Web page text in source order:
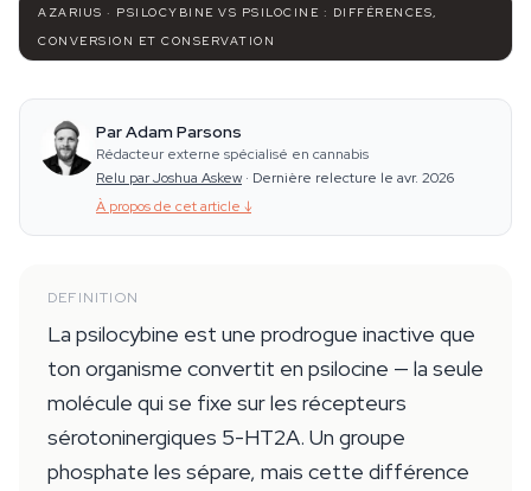
AZARIUS · PSILOCYBINE VS PSILOCINE : DIFFÉRENCES,
CONVERSION ET CONSERVATION
Par Adam Parsons
Rédacteur externe spécialisé en cannabis
Relu par Joshua Askew · Dernière relecture le avr. 2026
À propos de cet article ↓
DEFINITION
La psilocybine est une prodrogue inactive que
ton organisme convertit en psilocine — la seule
molécule qui se fixe sur les récepteurs
sérotoninergiques 5-HT2A. Un groupe
phosphate les sépare, mais cette différence